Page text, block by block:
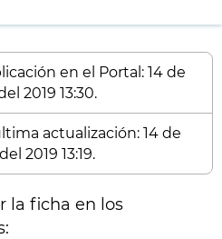
en el Portal: 14 de
2019 13:30.
actualización: 14 de
2019 13:19.
la ficha en los